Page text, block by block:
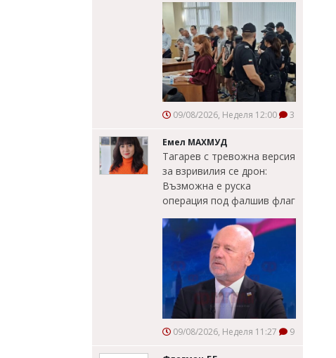
09/08/2026, Неделя 12:00 3
Емел МАХМУД
Тагарев с тревожна версия
за взривилия се дрон:
Възможна е руска
операция под фалшив флаг
09/08/2026, Неделя 11:27 9